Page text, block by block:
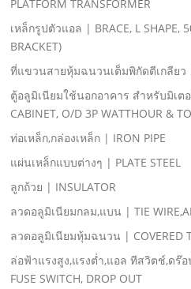
PLATFORM TRANSFORMER
เหล็กรูปตัวแอล | BRACE, L SHAPE,
BRACKET)
ที่แขวนสายหุ้มฉนวนเต็มพิกัดตีเกลียว |
ตู้อลูมิเนียมใช้นอกอาคาร สําหรับมิเต
CABINET, O/D 3P WATTHOUR &
ท่อเหล็ก,กล่องเหล็ก | IRON PIPE
แผ่นเหล็กแบบต่างๆ | PLATE STEEL
ลูกถ้วย | INSULATOR
ลวดอลูมิเนียมกลม,แบน | TIE
ลวดอลูมิเนียมหุ้มฉนวน | COVERED
ล่อฟ้าแรงสูง,แรงตํ่า,แอล ทีสวิตช์,ดร๊อ
FUSE SWITCH, DROP OUT